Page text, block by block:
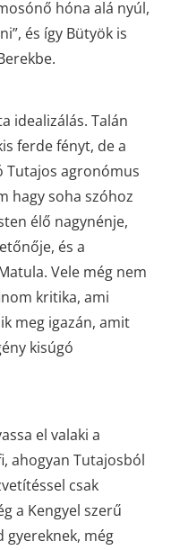
hóna alá nyúl,
és így Bütyök is
idealizálás. Talán
ferde fényt, de a
Tutajos agronómus
hagy soha szóhoz
élő nagynénje,
és a
Vele még nem
kritika, ami
meg igazán, amit
kisúgó
el valaki a
ahogyan Tutajosból
csak
a Kengyel szerű
még